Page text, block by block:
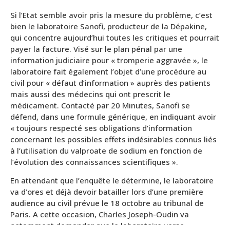
Si l’Etat semble avoir pris la mesure du problème, c’est
bien le laboratoire Sanofi, producteur de la Dépakine,
qui concentre aujourd’hui toutes les critiques et pourrait
payer la facture. Visé sur le plan pénal par une
information judiciaire pour « tromperie aggravée », le
laboratoire fait également l’objet d’une procédure au
civil pour « défaut d’information » auprès des patients
mais aussi des médecins qui ont prescrit le
médicament. Contacté par 20 Minutes, Sanofi se
défend, dans une formule générique, en indiquant avoir
« toujours respecté ses obligations d’information
concernant les possibles effets indésirables connus liés
à l’utilisation du valproate de sodium en fonction de
l’évolution des connaissances scientifiques ».
En attendant que l’enquête le détermine, le laboratoire
va d’ores et déjà devoir batailler lors d’une première
audience au civil prévue le 18 octobre au tribunal de
Paris. A cette occasion, Charles Joseph-Oudin va